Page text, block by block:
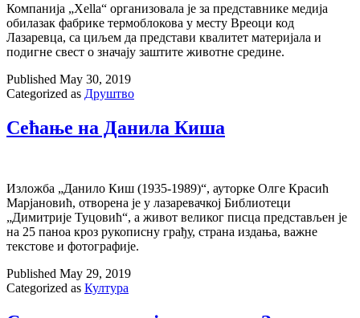
Компанија „Xella“ организовала је за представнике медија
обилазак фабрике термоблокова у месту Вреоци код
Лазаревца, са циљем да представи квалитет материјала и
подигне свест о значају заштите животне средине.
Published May 30, 2019
Categorized as Друштво
Сећање на Данила Киша
Изложба „Данило Киш (1935-1989)“, ауторке Олге Красић
Марјановић, отворена је у лазаревачкој Библиотеци
„Димитрије Туцовић“, а живот великог писца представљен је
на 25 паноа кроз рукописну грађу, страна издања, важне
текстове и фотографије.
Published May 29, 2019
Categorized as Култура